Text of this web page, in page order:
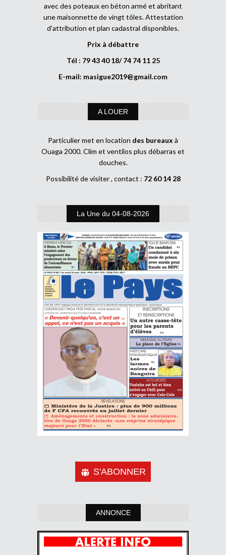
avec des poteaux en béton armé et abritant
une maisonnette de vingt tôles. Attestation
d’attribution et plan cadastral disponibles.
Prix à débattre
Tél : 79 43 40 18/ 74 74 11 25
E-mail: masigue2019@gmail.com
A LOUER
Particulier met en location des bureauxà
Ouaga 2000. Clim et ventilos plus débarras et
douches.
Possibilité de visiter , contact : 72 60 14 28
La Une du 04-08-2026
S'ABONNER
ANNONCE